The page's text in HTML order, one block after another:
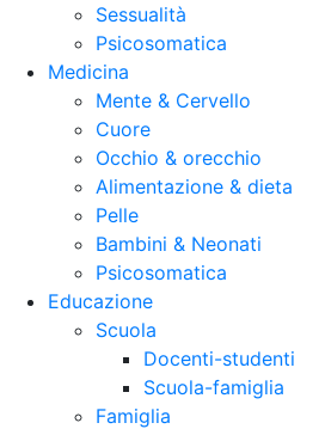
Sessualità
Psicosomatica
Medicina
Mente & Cervello
Cuore
Occhio & orecchio
Alimentazione & dieta
Pelle
Bambini & Neonati
Psicosomatica
Educazione
Scuola
Docenti-studenti
Scuola-famiglia
Famiglia